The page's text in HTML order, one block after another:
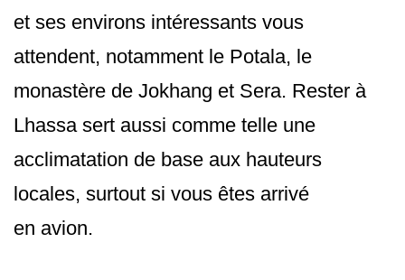
et ses environs intéressants vous
attendent, notamment le Potala, le
monastère de Jokhang et Sera. Rester à
Lhassa sert aussi comme telle une
acclimatation de base aux hauteurs
locales, surtout si vous êtes arrivé
en avion.